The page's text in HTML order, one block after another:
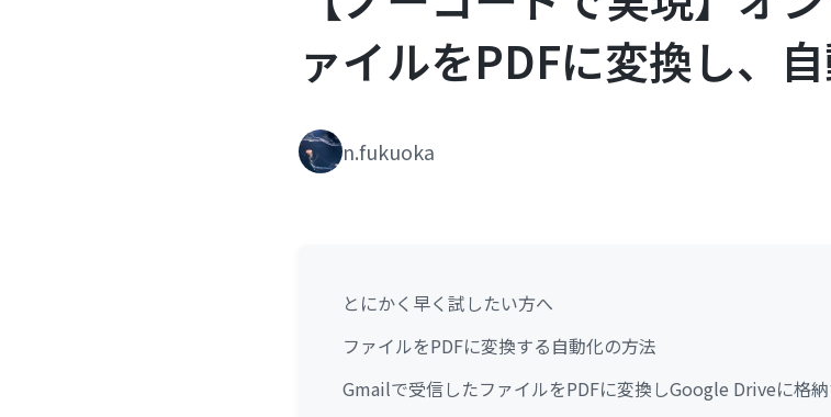
ァイルをPDFに変換し、
n.fukuoka
とにかく早く試したい方へ
ファイルをPDFに変換する自動化の方法
Gmailで受信したファイルをPDFに変換しGoogle Driveに格